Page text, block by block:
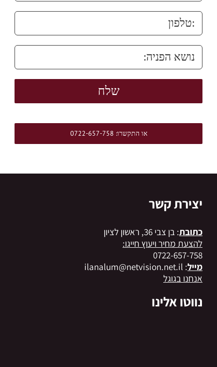
או התקשרו: 0722-657-758
יצירת קשר
כתובת: בן צבי 36, ראשון לציון
להצעת מחיר ויעוץ חייגו:
0722-657-758
מייל: ilanalum@netvision.net.il
אנחנו בגוגל
נווטו אלינו